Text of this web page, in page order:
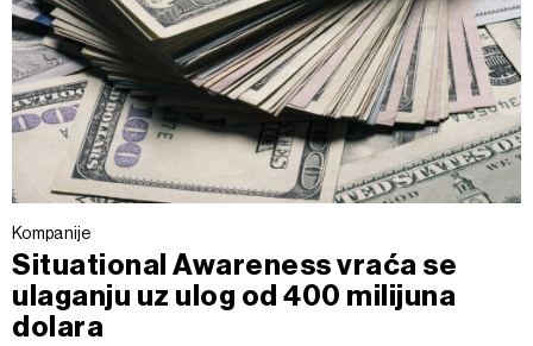
Kompanije
Situational Awareness vraća se
ulaganju uz ulog od 400 milijuna
dolara